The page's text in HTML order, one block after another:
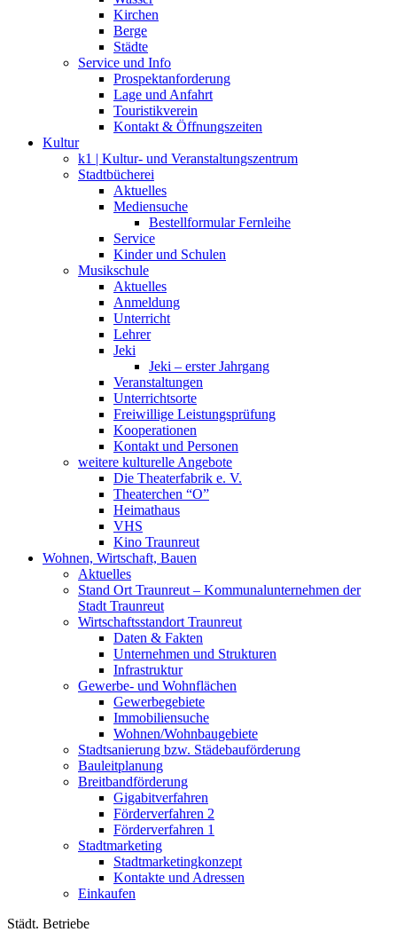
Kirchen
Berge
Städte
Service und Info
Prospektanforderung
Lage und Anfahrt
Touristikverein
Kontakt & Öffnungszeiten
Kultur
k1 | Kultur- und Veranstaltungszentrum
Stadtbücherei
Aktuelles
Mediensuche
Bestellformular Fernleihe
Service
Kinder und Schulen
Musikschule
Aktuelles
Anmeldung
Unterricht
Lehrer
Jeki
Jeki – erster Jahrgang
Veranstaltungen
Unterrichtsorte
Freiwillige Leistungsprüfung
Kooperationen
Kontakt und Personen
weitere kulturelle Angebote
Die Theaterfabrik e. V.
Theaterchen “O”
Heimathaus
VHS
Kino Traunreut
Wohnen, Wirtschaft, Bauen
Aktuelles
Stand Ort Traunreut – Kommunalunternehmen der
Stadt Traunreut
Wirtschaftsstandort Traunreut
Daten & Fakten
Unternehmen und Strukturen
Infrastruktur
Gewerbe- und Wohnflächen
Gewerbegebiete
Immobiliensuche
Wohnen/Wohnbaugebiete
Stadtsanierung bzw. Städebauförderung
Bauleitplanung
Breitbandförderung
Gigabitverfahren
Förderverfahren 2
Förderverfahren 1
Stadtmarketing
Stadtmarketingkonzept
Kontakte und Adressen
Einkaufen
Städt. Betriebe